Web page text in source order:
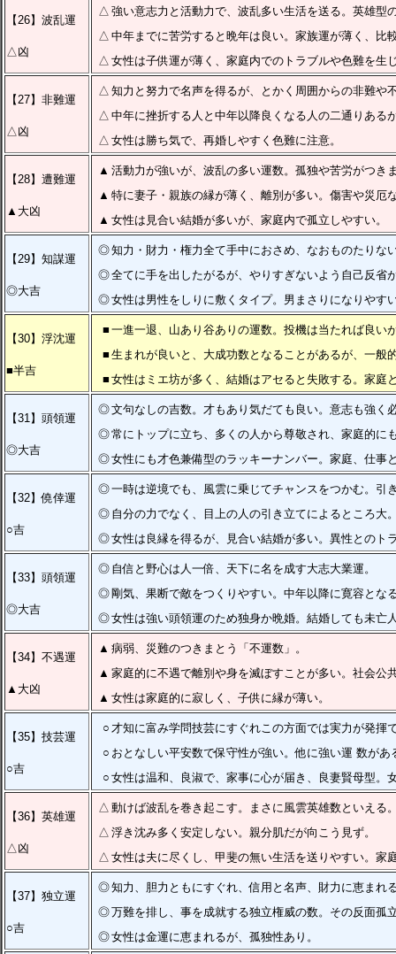
【26】波乱運
△凶
△ 強い意志力と活動力で、波乱多い生活を送る。英雄型
△ 中年までに苦労すると晩年は良い。家族運が薄く、比
△ 女性は子供運が薄く、家庭内でのトラブルや色難を生
【27】非難運
△凶
△ 知力と努力で名声を得るが、とかく周囲からの非難や
△ 中年に挫折する人と中年以降良くなる人の二通りある
△ 女性は勝ち気で、再婚しやすく色難に注意。
【28】遭難運
▲大凶
▲ 活動力が強いが、波乱の多い運数。孤独や苦労がつき
▲ 特に妻子・親族の縁が薄く、離別が多い。傷害や災厄
▲ 女性は見合い結婚が多いが、家庭内で孤立しやすい。
【29】知謀運
◎大吉
◎知力・財力・権力全て手中におさめ、なおものたりな
◎全てに手を出したがるが、やりすぎないよう自己反省
◎女性は男性をしりに敷くタイプ。男まさりになりやす
【30】浮沈運
■半吉
■ 一進一退、山あり谷ありの運数。投機は当たれば良い
■ 生まれが良いと、大成功数となることがあるが、一般
■ 女性はミエ坊が多く、結婚はアセると失敗する。家庭
【31】頭領運
◎大吉
◎文句なしの吉数。才もあり気だても良い。意志も強く
◎常にトップに立ち、多くの人から尊敬され、家庭的に
◎女性にも才色兼備型のラッキーナンバー。家庭、仕事
【32】僥倖運
○吉
◎一時は逆境でも、風雲に乗じてチャンスをつかむ。引
◎ 自分の力でなく、目上の人の引き立てによるところ大
◎女性は良縁を得るが、見合い結婚が多い。異性とのト
【33】頭領運
◎大吉
◎ 自信と野心は人一倍、天下に名を成す大志大業運。
◎ 剛気、果断で敵をつくりやすい。中年以降に寛容とな
◎女性は強い頭領運のため独身か晩婚。結婚しても未亡
【34】不遇運
▲大凶
▲ 病弱、災難のつきまとう「不運数」。
▲ 家庭的に不遇で離別や身を滅ぼすことが多い。社会公
▲ 女性は家庭的に寂しく、子供に縁が薄い。
【35】技芸運
○吉
○ 才知に富み学問技芸にすぐれこの方面では実力が発揮
○ おとなしい平安数で保守性が強い。他に強い運 数があ
○ 女性は温和、良淑で、家事に心が届き、良妻賢母型。
【36】英雄運
△凶
△ 動けば波乱を巻き起こす。まさに風雲英雄数といえる
△ 浮き沈み多く安定しない。親分肌だが向こう見ず。
△ 女性は夫に尽くし、甲斐の無い生活を送りやすい。家
【37】独立運
○吉
◎知力、胆力ともにすぐれ、信用と名声、財力に恵まれ
◎万難を排し、事を成就する独立権威の数。その反面孤
◎女性は金運に恵まれるが、孤独性あり。